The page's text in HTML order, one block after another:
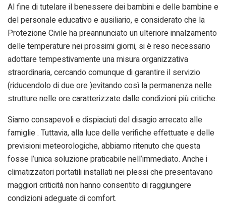
Al fine di tutelare il benessere dei bambini e delle bambine e
del personale educativo e ausiliario, e considerato che la
Protezione Civile ha preannunciato un ulteriore innalzamento
delle temperature nei prossimi giorni, si è reso necessario
adottare tempestivamente una misura organizzativa
straordinaria, cercando comunque di garantire il servizio
(riducendolo di due ore )evitando così la permanenza nelle
strutture nelle ore caratterizzate dalle condizioni più critiche.
Siamo consapevoli e dispiaciuti del disagio arrecato alle
famiglie . Tuttavia, alla luce delle verifiche effettuate e delle
previsioni meteorologiche, abbiamo ritenuto che questa
fosse l’unica soluzione praticabile nell’immediato. Anche i
climatizzatori portatili installati nei plessi che presentavano
maggiori criticità non hanno consentito di raggiungere
condizioni adeguate di comfort.